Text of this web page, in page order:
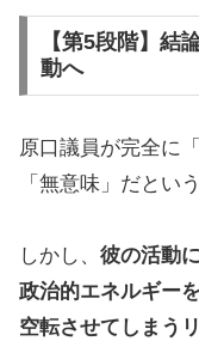
【第5段階】結
動へ
原口議員が完全に
「無意味」だとい
しかし、 彼の活動
政治的エネルギーを
空転させてしまう